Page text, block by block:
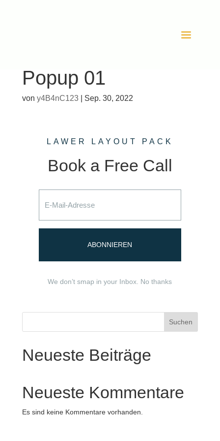
Popup 01
von y4B4nC123| Sep. 30, 2022
LAWER LAYOUT PACK
Book a Free Call
ABONNIEREN
We don’t smap in your Inbox. No thanks
Suchen
Neueste Beiträge
Neueste Kommentare
Es sind keine Kommentare vorhanden.